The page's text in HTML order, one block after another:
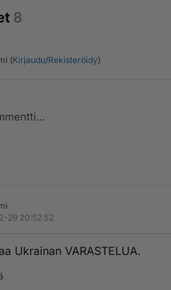
8
(Kirjaudu/Rekisteröidy)
29 20:52:52
Ukrainan VARASTELUA.